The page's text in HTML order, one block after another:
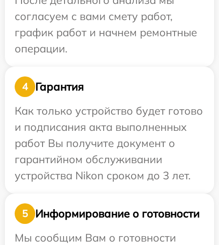
согласуем с вами смету работ,
график работ и начнем ремонтные
операции.
4
Гарантия
Как только устройство будет готово
и подписания акта выполненных
работ Вы получите документ о
гарантийном обслуживании
устройства Nikon сроком до 3 лет.
5
Информирование о готовности
Мы сообщим Вам о готовности